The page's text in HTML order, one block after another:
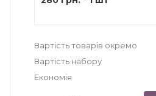
Вартість товарів окремо
Вартість набору
Економія